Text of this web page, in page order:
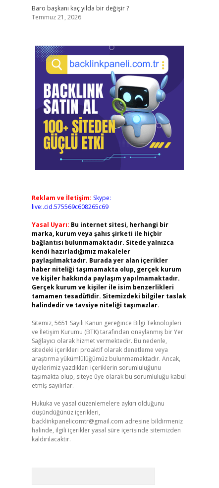
Baro başkanı kaç yılda bir değişir ?
Temmuz 21, 2026
Reklam ve İletişim: Skype:
live:.cid.575569c608265c69
Yasal Uyarı: Bu internet sitesi, herhangi bir
marka, kurum veya şahıs şirketi ile hiçbir
bağlantısı bulunmamaktadır. Sitede yalnızca
kendi hazırladığımız makaleler
paylaşılmaktadır. Burada yer alan içerikler
haber niteliği taşımamakta olup, gerçek kurum
ve kişiler hakkında paylaşım yapılmamaktadır.
Gerçek kurum ve kişiler ile isim benzerlikleri
tamamen tesadüfidir. Sitemizdeki bilgiler taslak
halindedir ve tavsiye niteliği taşımazlar.
Sitemiz, 5651 Sayılı Kanun gereğince Bilgi Teknolojileri
ve İletişim Kurumu (BTK) tarafından onaylanmış bir Yer
Sağlayıcı olarak hizmet vermektedir. Bu nedenle,
sitedeki içerikleri proaktif olarak denetleme veya
araştırma yükümlülüğümüz bulunmamaktadır. Ancak,
üyelerimiz yazdıkları içeriklerin sorumluluğunu
taşımakta olup, siteye üye olarak bu sorumluluğu kabul
etmiş sayılırlar.
Hukuka ve yasal düzenlemelere aykırı olduğunu
düşündüğünüz içerikleri,
backlinkpanelicomtr@gmail.com adresine bildirmeniz
halinde, ilgili içerikler yasal süre içerisinde sitemizden
kaldırılacaktır.